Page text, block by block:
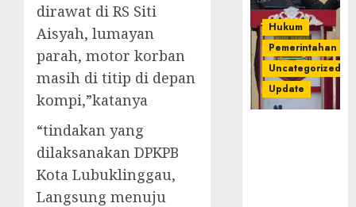
dirawat di RS Siti
Aisyah, lumayan
parah, motor korban
masih di titip di depan
kompi,”katanya
“tindakan yang
dilaksanakan DPKPB
Kota Lubuklinggau,
Langsung menuju
Hukum
Pemerintahan
Uncategorized
Update